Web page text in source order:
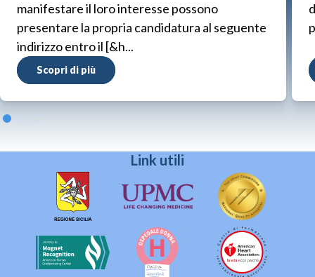
manifestare il loro interesse possono
presentare la propria candidatura al seguente
indirizzo entro il [&h...
Scopri di più
Link utili